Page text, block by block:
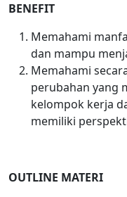
BENEFIT
Memahami
dan mampu
Memahami
perubahan yang
kelompok kerja
memiliki
OUTLINE MATERI